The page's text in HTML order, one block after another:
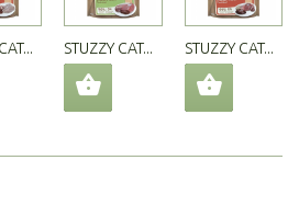
STUZZY CAT... STUZZY CAT...